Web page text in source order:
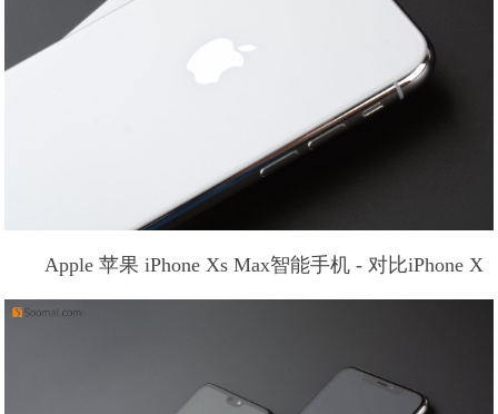
Apple 苹果 iPhone Xs Max智能手机 - 对比iPhone X